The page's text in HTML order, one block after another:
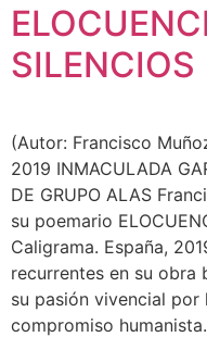
SILENCIOS
(Autor: Francisco
2019 INMACULADA
DE GRUPO ALAS
su poemario
Caligrama. España,
recurrentes en su obra
su pasión vivencial
compromiso